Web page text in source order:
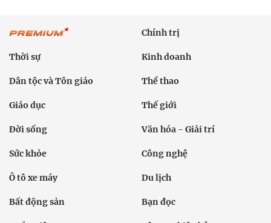
Chính trị
Thời sự Kinh doanh
Dân tộc và Tôn giáo Thể thao
Giáo dục Thế giới
Đời sống Văn hóa - Giải trí
Sức khỏe Công nghệ
Ô tô xe máy Du lịch
Bất động sản Bạn đọc